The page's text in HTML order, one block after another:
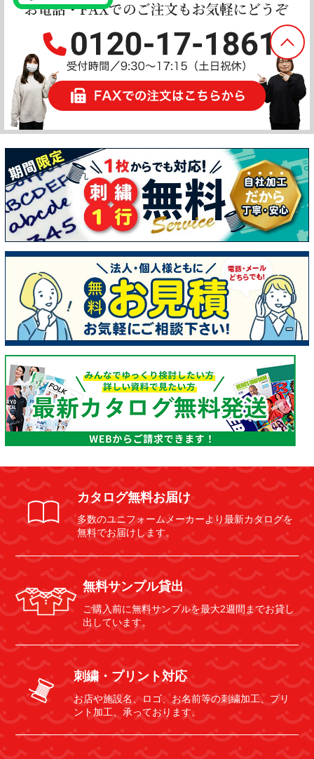
カタログ無料お届け
多数のユニフォームメーカーより最新カタログを
無料でお届けします。
無料サンプル貸出
ご購入前に無料サンプルを最大2週間までお貸し
出しています。
刺繍・プリント対応
お店や施設名、ロゴ、お名前等の刺繍加工、プリ
ント加工、承っております。